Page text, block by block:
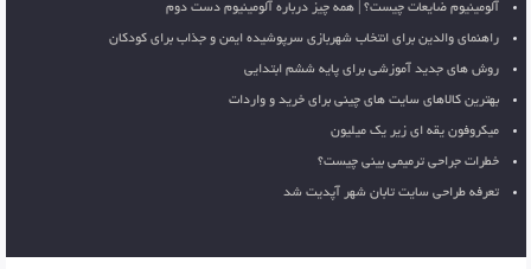
آلومینیوم ضایعات چیست؟ | همه چیز درباره آلومینیوم دست دوم
راهنمای والدین برای انتخاب شهربازی سرپوشیده ایمن و جذاب برای کودکان
روش های جدید آموزشی برای پایه ششم ابتدایی
بهترین کالاهای سایت های چینی برای خرید و واردات
میکروفون یقه ای زیر یک میلیون
خطرات جراحی ترمیمی بینی چیست؟
تعرفه طراحی سایت تابان شهر آپدیت شد